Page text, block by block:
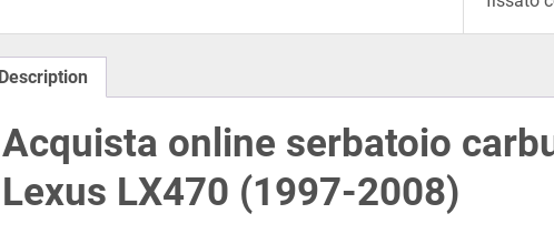
Description
Acquista online serbatoio
Lexus LX470 (1997-2008)